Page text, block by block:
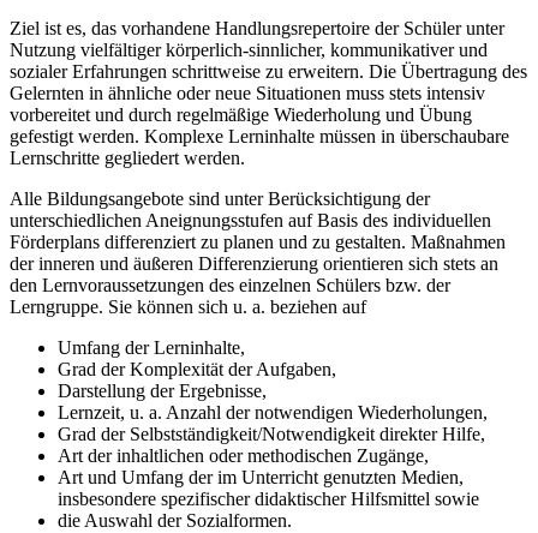
Ziel ist es, das vorhandene Handlungsrepertoire der Schüler unter
Nutzung vielfältiger körperlich-sinnlicher, kommunikativer und
sozialer Erfahrungen schrittweise zu erweitern. Die Übertragung des
Gelernten in ähnliche oder neue Situationen muss stets intensiv
vorbereitet und durch regelmäßige Wiederholung und Übung
gefestigt werden. Komplexe Lerninhalte müssen in überschaubare
Lernschritte gegliedert werden.
Alle Bildungsangebote sind unter Berücksichtigung der
unterschiedlichen Aneignungsstufen auf Basis des individuellen
Förderplans differenziert zu planen und zu gestalten. Maßnahmen
der inneren und äußeren Differenzierung orientieren sich stets an
den Lernvoraussetzungen des einzelnen Schülers bzw. der
Lerngruppe. Sie können sich u. a. beziehen auf
Umfang der Lerninhalte,
Grad der Komplexität der Aufgaben,
Darstellung der Ergebnisse,
Lernzeit, u. a. Anzahl der notwendigen Wiederholungen,
Grad der Selbstständigkeit/Notwendigkeit direkter Hilfe,
Art der inhaltlichen oder methodischen Zugänge,
Art und Umfang der im Unterricht genutzten Medien,
insbesondere spezifischer didaktischer Hilfsmittel sowie
die Auswahl der Sozialformen.